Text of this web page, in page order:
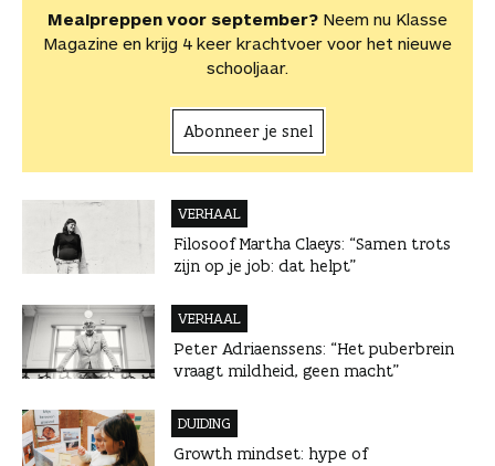
Mealpreppen voor september? Neem nu Klasse
Magazine en krijg 4 keer krachtvoer voor het nieuwe
schooljaar.
Abonneer je snel
VERHAAL
Filosoof Martha Claeys: “Samen trots
zijn op je job: dat helpt”
VERHAAL
Peter Adriaenssens: “Het puberbrein
vraagt mildheid, geen macht”
DUIDING
Growth mindset: hype of